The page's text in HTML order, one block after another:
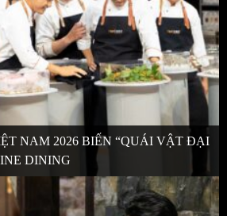
NAM 2026 BIẾN “QUÁI VẬT ĐẠI
DINING